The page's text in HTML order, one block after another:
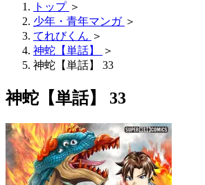
トップ ＞
少年・青年マンガ ＞
てれびくん ＞
神蛇【単話】
＞
神蛇【単話】 33
神蛇【単話】 33